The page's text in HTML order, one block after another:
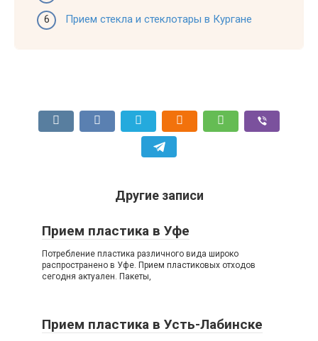
Прием стекла и стеклотары в Кургане
Другие записи
Прием пластика в Уфе
Потребление пластика различного вида широко
распространено в Уфе. Прием пластиковых отходов
сегодня актуален. Пакеты,
Прием пластика в Усть-Лабинске